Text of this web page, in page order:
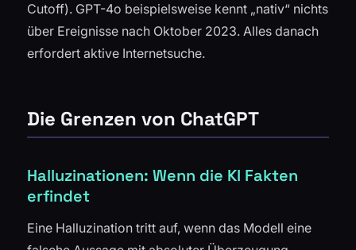
Cutoff). GPT-4o beispielsweise kennt „nativ“ nichts
über Ereignisse nach Oktober 2023. Alles danach
erfordert aktive Internetsuche.
Die Grenzen von ChatGPT
Halluzinationen: Wenn die KI Fakten
erfindet
Eine Halluzination tritt auf, wenn das Modell eine